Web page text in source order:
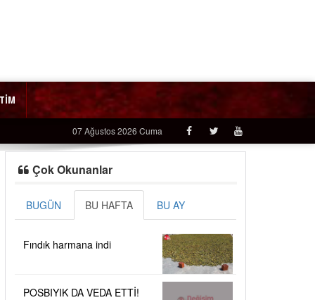
07 Ağustos 2026 Cuma
Çok Okunanlar
BUGÜN BU HAFTA BU AY
Fındık harmana indi
POSBIYIK DA VEDA ETTİ!